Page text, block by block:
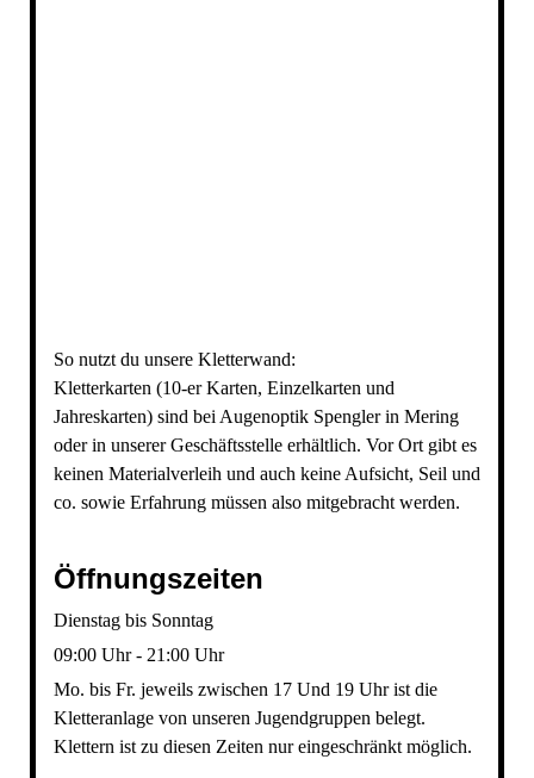
So nutzt du unsere Kletterwand:
Kletterkarten (10-er Karten, Einzelkarten und
Jahreskarten) sind bei Augenoptik Spengler in Mering
oder in unserer Geschäftsstelle erhältlich. Vor Ort gibt es
keinen Materialverleih und auch keine Aufsicht, Seil und
co. sowie Erfahrung müssen also mitgebracht werden.
Öffnungszeiten
Dienstag bis Sonntag
09:00 Uhr - 21:00 Uhr
Mo. bis Fr. jeweils zwischen 17 Und 19 Uhr ist die
Kletteranlage von unseren Jugendgruppen belegt.
Klettern ist zu diesen Zeiten nur eingeschränkt möglich.